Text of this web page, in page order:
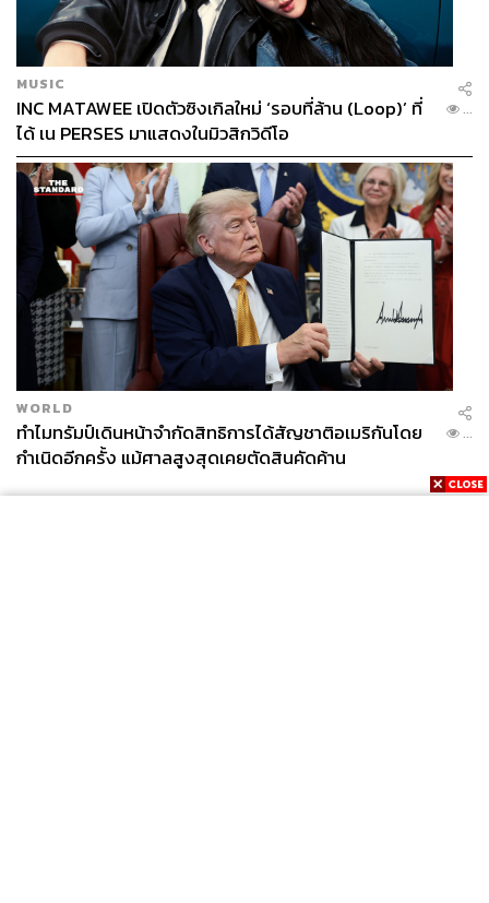
MUSIC
INC MATAWEE เปิดตัวซิงเกิลใหม่ ‘รอบที่ล้าน (Loop)’ ที่
ได้ เน PERSES มาแสดงในมิวสิกวิดีโอ
...
WORLD
ทำไมทรัมป์เดินหน้าจำกัดสิทธิการได้สัญชาติอเมริกันโดย
กำเนิดอีกครั้ง แม้ศาลสูงสุดเคยตัดสินคัดค้าน
...